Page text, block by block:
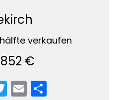
verkaufen
852 €
Twitter
Email